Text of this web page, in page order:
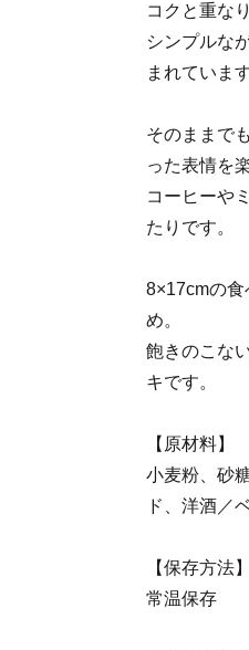
コクと重な
シンプルな
まれています
そのままで
った表情を
コーヒーや
たりです。
8×17cmの
め。
飽きのこな
キです。
【原材料】
小麦粉、砂
ド、洋酒／
【保存方法】
常温保存